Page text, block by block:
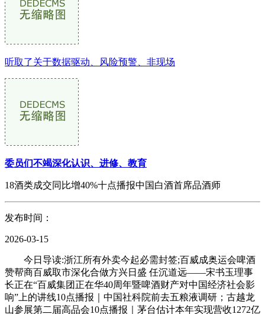
听取了关于数据驱动、风险预警、非现场
委员们不竭深化认识、进修、教育
18酒类成交同比增40%十点播报中国白酒首席品酒师
发布时间：
2026-03-15
今日导读:浙江所有外卖今起必需封签;百威成奥运会啤酒
赞帮商百威取市深化合做方兴日盛 任沉道远——宋书玉理事
长正在“百威集团正在华40周年暨啤酒财产对中国经济社会影
响”上的讲线10点播报｜中国社科院前去五粮液调研；古越龙
山参展第二届高品会10点播报｜茅台估计本年实现营收1272亿